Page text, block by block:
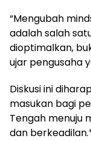
“Mengubah
adalah salah
dioptimalkan,
ujar pengusaha
Diskusi ini
masukan bagi
Tengah menuju
dan